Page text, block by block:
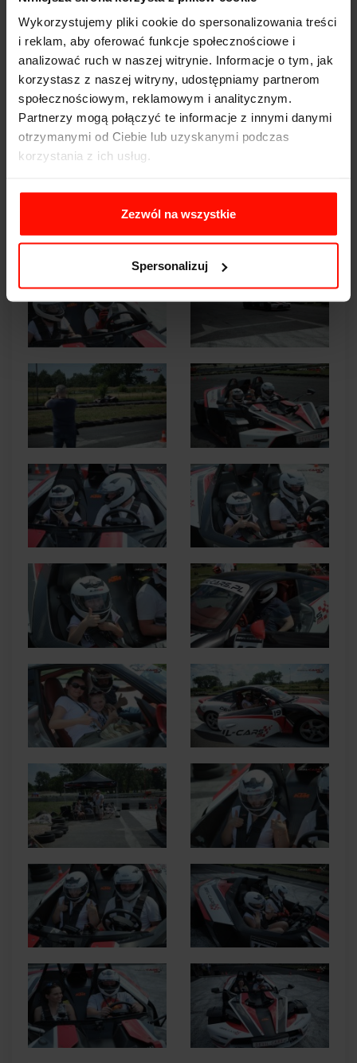
Wykorzystujemy pliki cookie do spersonalizowania treści
i reklam, aby oferować funkcje społecznościowe i
analizować ruch w naszej witrynie. Informacje o tym, jak
korzystasz z naszej witryny, udostępniamy partnerom
społecznościowym, reklamowym i analitycznym.
Partnerzy mogą połączyć te informacje z innymi danymi
otrzymanymi od Ciebie lub uzyskanymi podczas
korzystania z ich usług.
Zezwól na wszystkie
Spersonalizuj